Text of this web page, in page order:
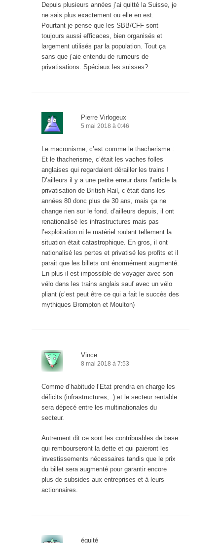
Depuis plusieurs années j’ai quitté la Suisse, je
ne sais plus exactement ou elle en est.
Pourtant je pense que les SBB/CFF sont
toujours aussi efficaces, bien organisés et
largement utilisés par la population. Tout ça
sans que j’aie entendu de rumeurs de
privatisations. Spéciaux les suisses?
Pierre Virlogeux
5 mai 2018 à 0:46
Le macronisme, c’est comme le thacherisme :
Et le thacherisme, c’était les vaches folles
anglaises qui regardaient dérailler les trains !
D’ailleurs il y a une petite erreur dans l’article la
privatisation de British Rail, c’était dans les
années 80 donc plus de 30 ans, mais ça ne
change rien sur le fond. d’ailleurs depuis, il ont
renationalisé les infrastructures mais pas
l’exploitation ni le matériel roulant tellement la
situation était catastrophique. En gros, il ont
nationalisé les pertes et privatisé les profits et il
parait que les billets ont énormément augmenté.
En plus il est impossible de voyager avec son
vélo dans les trains anglais sauf avec un vélo
pliant (c’est peut être ce qui a fait le succès des
mythiques Brompton et Moulton)
Vince
8 mai 2018 à 7:53
Comme d’habitude l’Etat prendra en charge les
déficits (infrastructures,..) et le secteur rentable
sera dépecé entre les multinationales du
secteur.
Autrement dit ce sont les contribuables de base
qui rembourseront la dette et qui paieront les
investissements nécessaires tandis que le prix
du billet sera augmenté pour garantir encore
plus de subsides aux entreprises et à leurs
actionnaires.
équité